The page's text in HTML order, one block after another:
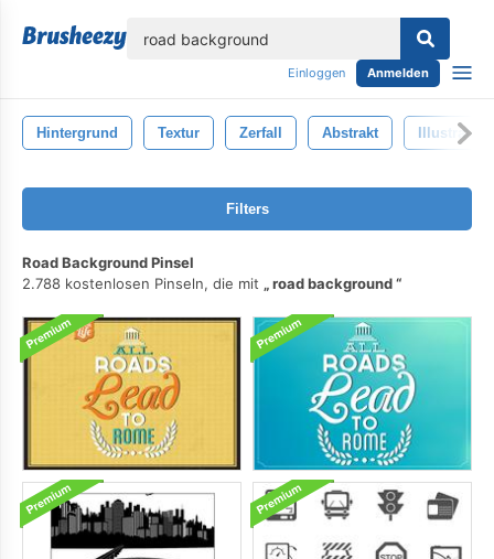
Einloggen Anmelden
Hintergrund Textur Zerfall Abstrakt Illustration
Filters
Road Background Pinsel
2.788 kostenlosen Pinseln, die mit
road background